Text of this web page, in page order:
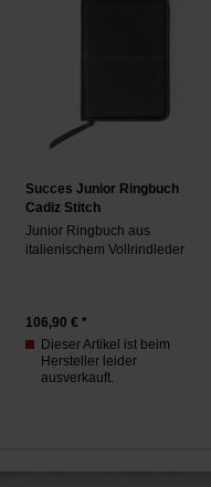
Succes Junior Ringbuch
Cadiz Stitch
Junior Ringbuch aus
italienischem Vollrindleder
106,90 € *
Dieser Artikel ist beim
Hersteller leider
ausverkauft.